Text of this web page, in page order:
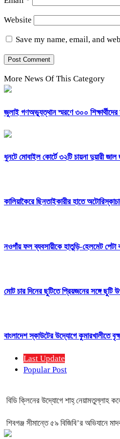
Website
Save my name, email, and
More News Of This Category
জুলাই গণঅভ্যুত্থান স্মরণে ৩০০ শিক্ষার্থীদের
ধুনটে মোবাইল কোর্টে ৩২টি চায়না দুয়ারী জাল
কালিয়াকৈরে ছিনতাইকারীর হাতে
নওগাঁয় ফল ব্যবসায়ীকে হাতুড়ি-হেলমেট
মোট চার দিনের ছুটিতে প্রিয়জনের সঙ্গে
বাংলাদেশ স্কাউটের উদ্যোগে কুমারখালীতে
Last Update
Popular Post
বিডি ক্লিনের উদ্যোগে শাহ্ নেয়ামতুল্লাহ
শিবগঞ্জ সীমান্তে ৫৯ বিজিবি’র অভিযানে